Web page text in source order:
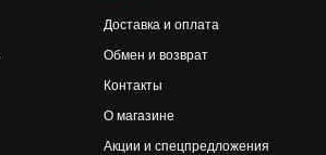
Доставка и оплата
Обмен и возврат
Контакты
О магазине
Акции и спецпредложения